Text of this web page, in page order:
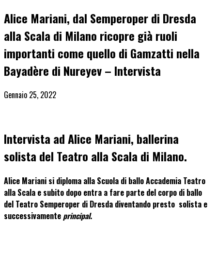
Alice Mariani, dal Semperoper di Dresda
alla Scala di Milano ricopre già ruoli
importanti come quello di Gamzatti nella
Bayadère di Nureyev – Intervista
Gennaio 25, 2022
Intervista ad Alice Mariani, ballerina
solista del Teatro alla Scala di Milano.
Alice Mariani si diploma alla Scuola di ballo Accademia Teatro
alla Scala e subito dopo entra a fare parte del corpo di ballo
del Teatro Semperoper di Dresda diventando presto solista e
successivamente principal.